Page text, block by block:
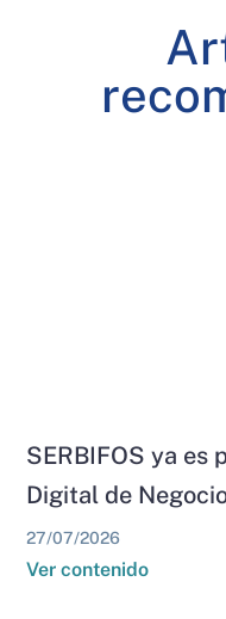
SERBIFOS ya es
Digital de
27/07/2026
Ver contenido